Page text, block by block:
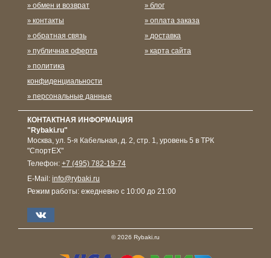
обмен и возврат
контакты
обратная связь
публичная оферта
политика
конфиденциальности
персональные данные
блог
оплата заказа
доставка
карта сайта
КОНТАКТНАЯ ИНФОРМАЦИЯ
"Rybaki.ru"
Москва, ул. 5-я Кабельная, д. 2, стр. 1, уровень 5 в ТРК
"СпортЕХ"
Телефон: +7 (495) 782-19-74
E-Mail: info@rybaki.ru
Режим работы: ежедневно с 10:00 до 21:00
© 2026 Rybaki.ru